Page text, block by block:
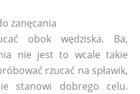
obok wędziska. Ba,
nie jest to wcale takie
rzucać na spławik,
stanowi dobrego celu.